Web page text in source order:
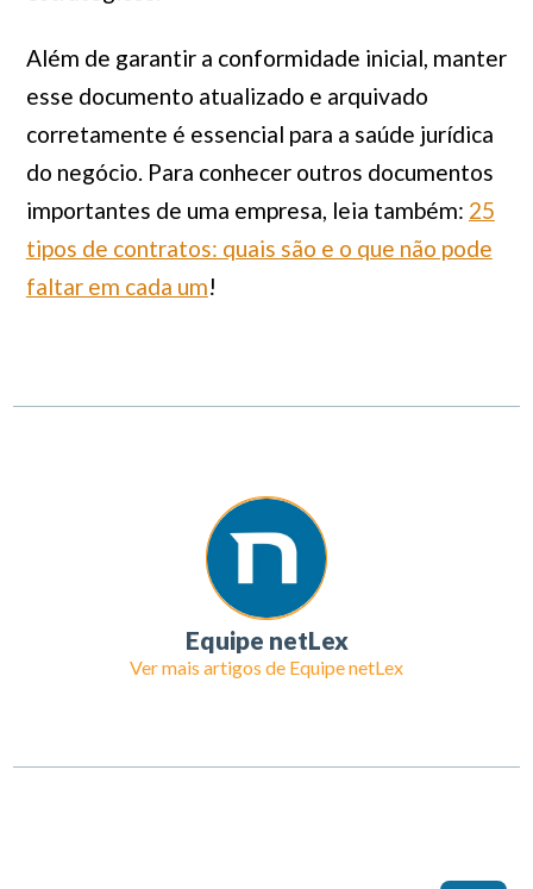
Além de garantir a conformidade inicial, manter
esse documento atualizado e arquivado
corretamente é essencial para a saúde jurídica
do negócio. Para conhecer outros documentos
importantes de uma empresa, leia também: 25
tipos de contratos: quais são e o que não pode
faltar em cada um!
Equipe netLex
Ver mais artigos de Equipe netLex